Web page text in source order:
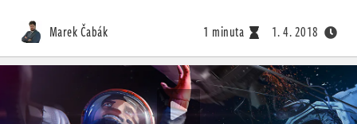
Marek Čabák 1 minuta 1. 4. 2018